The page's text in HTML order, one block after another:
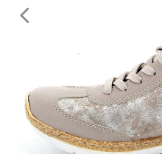
Предыдущий